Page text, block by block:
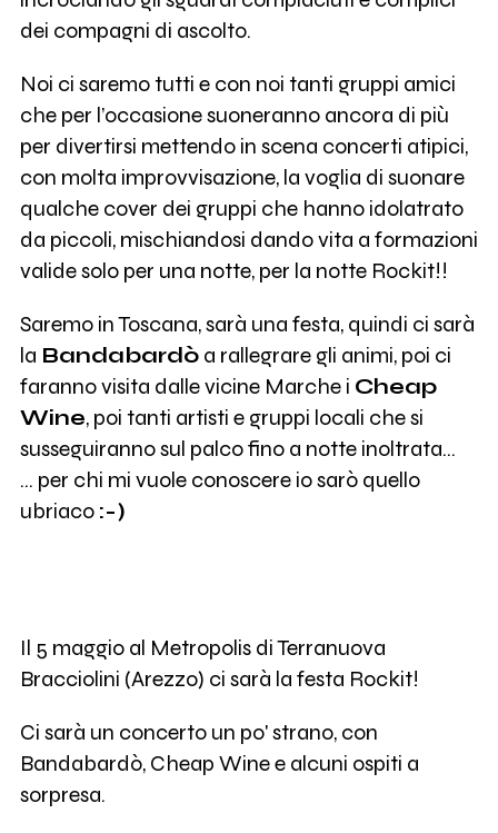
dei compagni di ascolto.
Noi ci saremo tutti e con noi tanti gruppi amici
che per l’occasione suoneranno ancora di più
per divertirsi mettendo in scena concerti atipici,
con molta improvvisazione, la voglia di suonare
qualche cover dei gruppi che hanno idolatrato
da piccoli, mischiandosi dando vita a formazioni
valide solo per una notte, per la notte Rockit!!
Saremo in Toscana, sarà una festa, quindi ci sarà
la Bandabardòa rallegrare gli animi, poi ci
faranno visita dalle vicine Marche i Cheap
Wine, poi tanti artisti e gruppi locali che si
susseguiranno sul palco fino a notte inoltrata…
… per chi mi vuole conoscere io sarò quello
ubriaco :-)
Il 5 maggio al Metropolis di Terranuova
Bracciolini (Arezzo) ci sarà la festa Rockit!
Ci sarà un concerto un po' strano, con
Bandabardò, Cheap Wine e alcuni ospiti a
sorpresa.